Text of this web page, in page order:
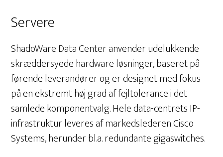
Servere
ShadoWare Data Center anvender udelukkende
skræddersyede hardware løsninger, baseret på
førende leverandører og er designet med fokus
på en ekstremt høj grad af fejltolerance i det
samlede komponentvalg. Hele data-centrets IP-
infrastruktur leveres af markedslederen Cisco
Systems, herunder bl.a. redundante gigaswitches.